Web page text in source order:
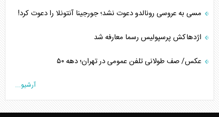
مسی به عروسی رونالدو دعوت نشد؛ جورجینا آنتونلا را دعوت کرد!
اژدهاکش پرسپولیس رسما معارفه شد
عکس/ صف طولانی تلفن عمومی در تهران؛ دهه ۵۰
آرشیو...